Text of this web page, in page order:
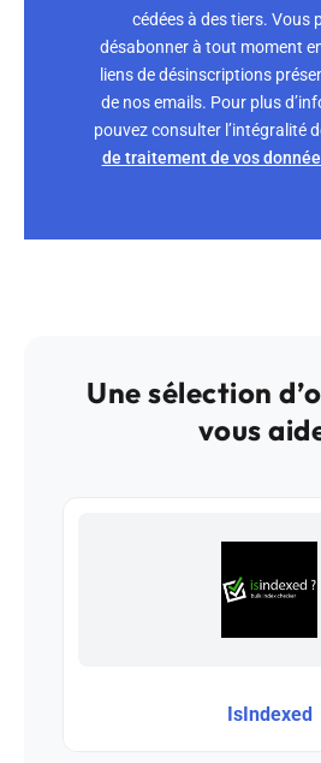
cédées à des tiers. Vous
désabonner à tout moment
liens de désinscriptions
de nos emails. Pour plus
pouvez consulter l’intégralité
de traitement de vos
Une sélection
vous
IsIndexed